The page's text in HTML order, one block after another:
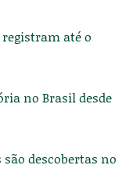
até o
no Brasil desde
são descobertas no